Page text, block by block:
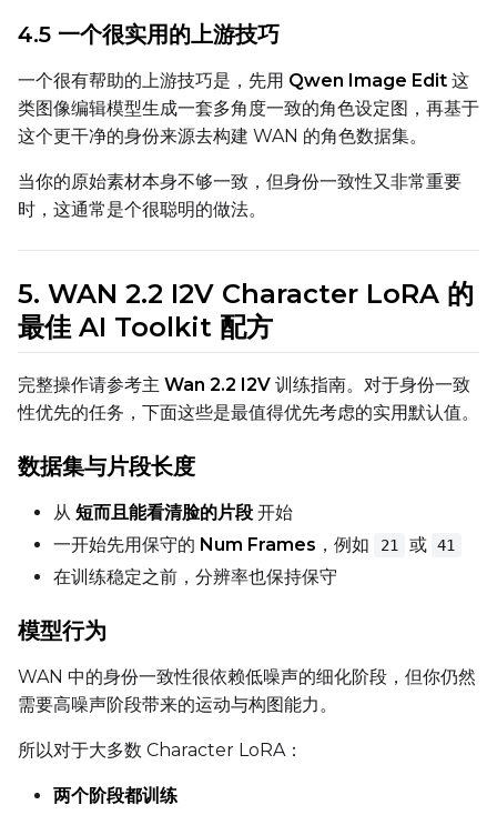
Height
LoRA Scale
Prompt
LoRA Scale
4.5 一个很实用的上游技巧
一个很有帮助的上游技巧是，先用 Qwen Image Edit 这
类图像编辑模型生成一套多角度一致的角色设定图，再基于
这个更干净的身份来源去构建 WAN 的角色数据集。
当你的原始素材本身不够一致，但身份一致性又非常重要
时，这通常是个很聪明的做法。
5. WAN 2.2 I2V Character LoRA 的
最佳 AI Toolkit 配方
完整操作请参考主 Wan 2.2 I2V 训练指南。对于身份一致
性优先的任务，下面这些是最值得优先考虑的实用默认值。
数据集与片段长度
从 短而且能看清脸的片段 开始
一开始先用保守的 Num Frames ，例如 21 或 41
在训练稳定之前，分辨率也保持保守
模型行为
WAN 中的身份一致性很依赖低噪声的细化阶段，但你仍然
需要高噪声阶段带来的运动与构图能力。
所以对于大多数 Character LoRA：
两个阶段都训练